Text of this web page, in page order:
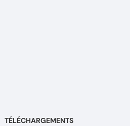
TÉLÉCHARGEMENTS